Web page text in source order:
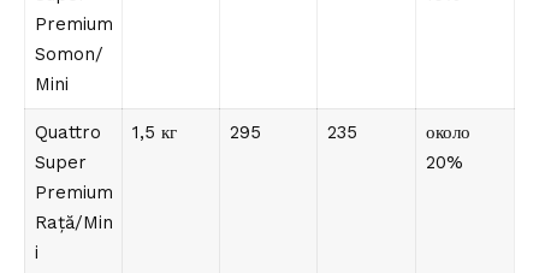
Premium
Somon/
Mini
Quattro
Super
Premium
Rață/Min
i
1,5 кг 295 235
около
20%